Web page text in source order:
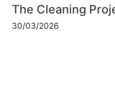
The Cleaning
30/03/2026